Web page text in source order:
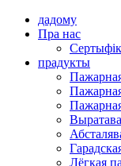
дадому
Пра нас
прадукты
Лёгкая